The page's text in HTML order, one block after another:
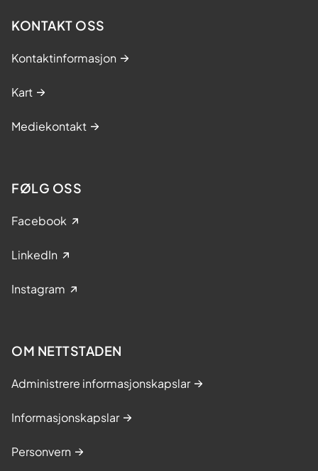
KONTAKT OSS
Kontaktinformasjon
Kart
Mediekontakt
FØLG OSS
Facebook
LinkedIn
Instagram
OM NETTSTADEN
Administrere informasjonskapslar
Informasjonskapslar
Personvern